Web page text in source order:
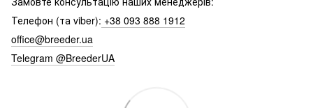
Телефон (та viber): +38 093 888 1912
office@breeder.ua
Telegram @BreederUA